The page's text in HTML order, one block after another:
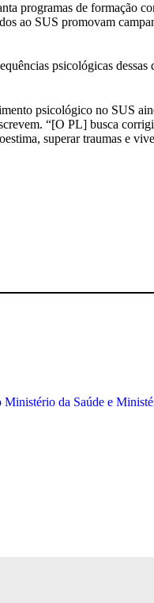
programas de formação
ao SUS promovam
psicológicas
psicológico no SUS
“[O PL] busca
superar traumas e
Ministério da Saúde e